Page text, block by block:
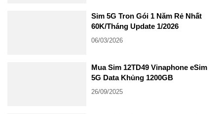
Sim 5G Tron Gói 1 Năm Rẻ Nhất
60K/Tháng Update 1/2026
06/03/2026
Mua Sim 12TD49 Vinaphone eSim
5G Data Khủng 1200GB
26/09/2025